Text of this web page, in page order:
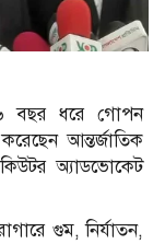
বছর ধরে গোপন
আন্তর্জাতিক
অ্যাডভোকেট
গুম, নির্যাতন,